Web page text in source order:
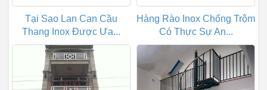
Tại Sao Lan Can Cầu
Thang Inox Được Ưa...
Hàng Rào Inox Chống Trộm
Có Thực Sự An...